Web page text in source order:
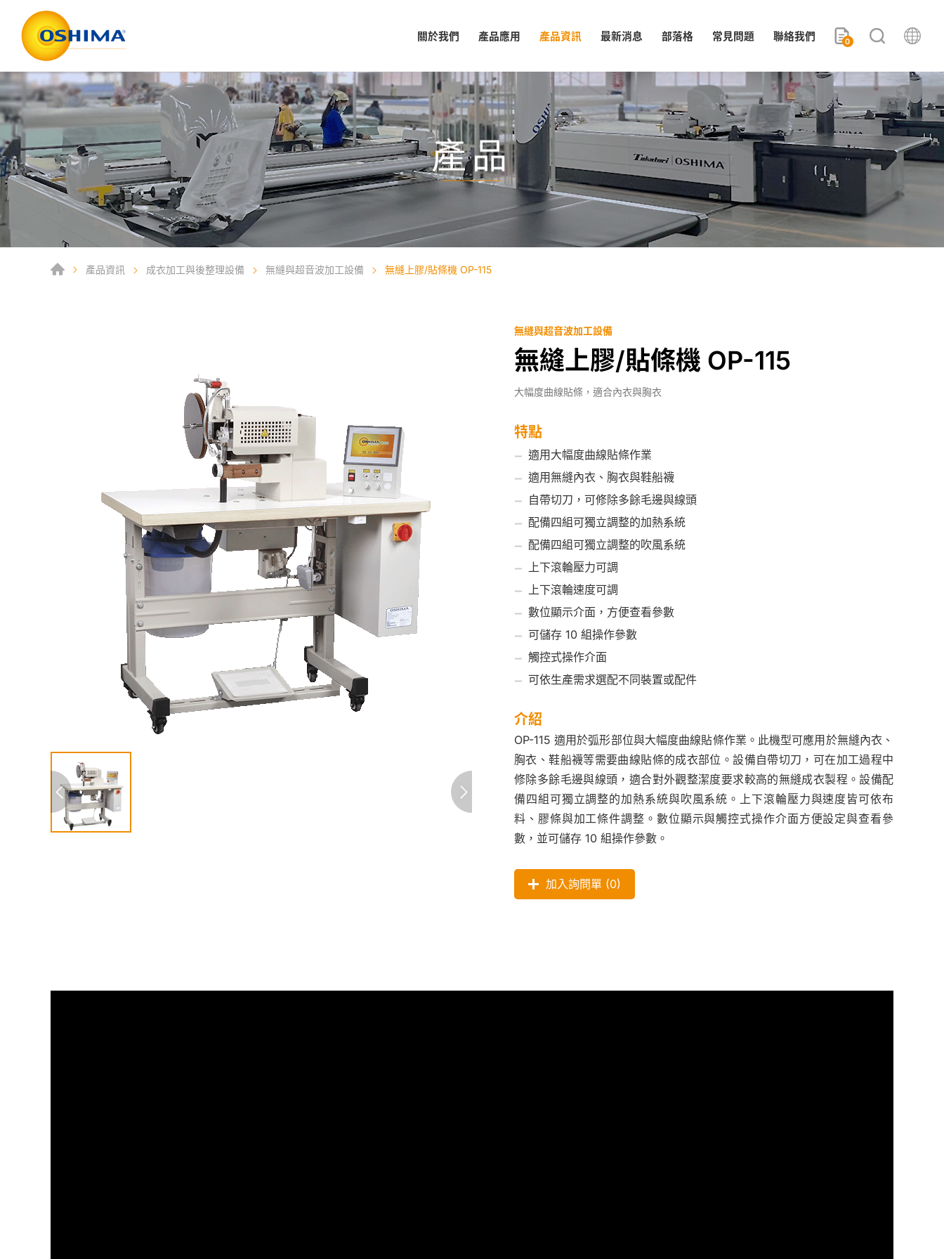
關於我們 產品應用 產品資訊 最新消息 部落格 常見問題 聯絡我們 0
產品
產品資訊 成衣加工與後整理設備 無縫與超音波加工設備 無縫上膠/貼條機 OP-115
無縫與超音波加工設備
無縫上膠/貼條機 OP-115
大幅度曲線貼條，適合內衣與胸衣
特點
適用大幅度曲線貼條作業
適用無縫內衣、胸衣與鞋船襪
自帶切刀，可修除多餘毛邊與線頭
配備四組可獨立調整的加熱系統
配備四組可獨立調整的吹風系統
上下滾輪壓力可調
上下滾輪速度可調
數位顯示介面，方便查看參數
可儲存 10 組操作參數
觸控式操作介面
可依生產需求選配不同裝置或配件
介紹
OP-115 適用於弧形部位與大幅度曲線貼條作業。此機型可應用於無縫內衣、
胸衣、鞋船襪等需要曲線貼條的成衣部位。設備自帶切刀，可在加工過程中
修除多餘毛邊與線頭，適合對外觀整潔度要求較高的無縫成衣製程。設備配
備四組可獨立調整的加熱系統與吹風系統。上下滾輪壓力與速度皆可依布
料、膠條與加工條件調整。數位顯示與觸控式操作介面方便設定與查看參
數，並可儲存 10 組操作參數。
加入詢問單 (0)